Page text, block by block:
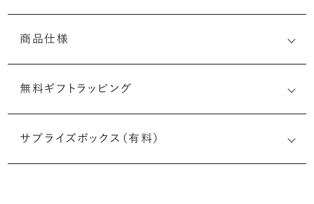
商品仕様
無料ギフトラッピング
サプライズボックス（有料）